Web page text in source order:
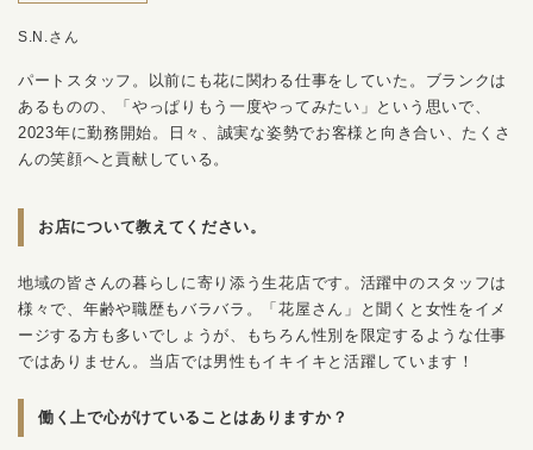
S.N.さん
パートスタッフ。以前にも花に関わる仕事をしていた。ブランクは
あるものの、「やっぱりもう一度やってみたい」という思いで、
2023年に勤務開始。日々、誠実な姿勢でお客様と向き合い、たくさ
んの笑顔へと貢献している。
お店について教えてください。
地域の皆さんの暮らしに寄り添う生花店です。活躍中のスタッフは
様々で、年齢や職歴もバラバラ。「花屋さん」と聞くと女性をイメ
ージする方も多いでしょうが、もちろん性別を限定するような仕事
ではありません。当店では男性もイキイキと活躍しています！
働く上で心がけていることはありますか？